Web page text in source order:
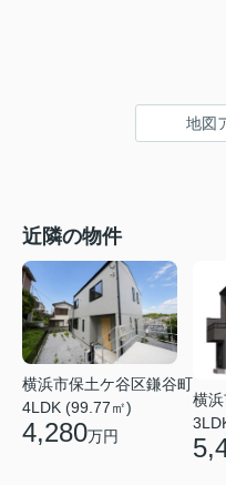
地図
近隣の物件
横浜市保土ケ谷区鎌谷町
4LDK (99.77㎡)
4,280万円
横